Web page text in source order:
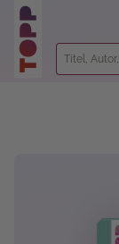
springen